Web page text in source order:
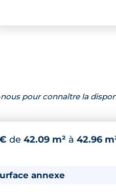
pour connaître la
de 42.09 m² à 42.96
annexe